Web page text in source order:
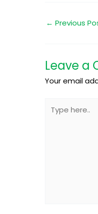
← Previous
Leave a
Your email
here..